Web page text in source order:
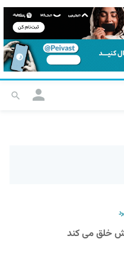
خلق می کند